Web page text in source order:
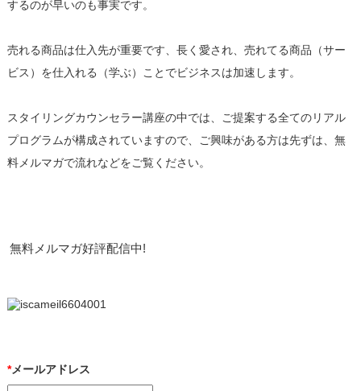
するのが早いのも事実です。
売れる商品は仕入先が重要です、長く愛され、売れてる商品（サー
ビス）を仕入れる（学ぶ）ことでビジネスは加速します。
スタイリングカウンセラー講座の中では、ご提案する全てのリアル
プログラムが構成されていますので、ご興味がある方は先ずは、無
料メルマガで流れなどをご覧ください。
無料メルマガ好評配信中!
*メールアドレス